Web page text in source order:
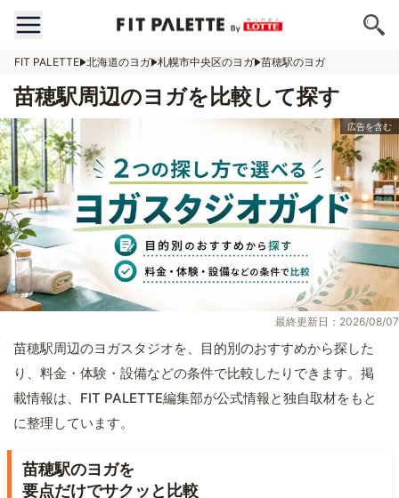
FIT PALETTE 北海道のヨガ 札幌市中央区のヨガ 苗穂駅のヨガ
苗穂駅周辺のヨガを比較して探す
最終更新日：2026/08/07
苗穂駅周辺のヨガスタジオを、目的別のおすすめから探した
り、料金・体験・設備などの条件で比較したりできます。掲
載情報は、FIT PALETTE編集部が公式情報と独自取材をもと
に整理しています。
苗穂駅のヨガを
要点だけでサクッと比較